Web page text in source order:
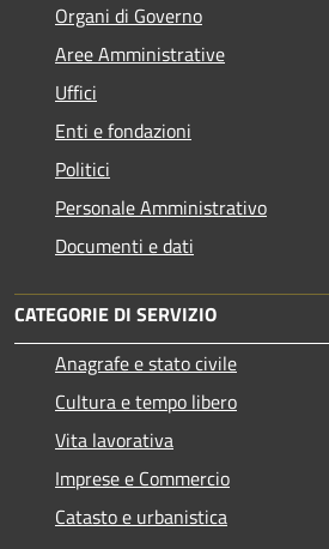
Organi di Governo
Aree Amministrative
Uffici
Enti e fondazioni
Politici
Personale Amministrativo
Documenti e dati
CATEGORIE DI SERVIZIO
Anagrafe e stato civile
Cultura e tempo libero
Vita lavorativa
Imprese e Commercio
Catasto e urbanistica